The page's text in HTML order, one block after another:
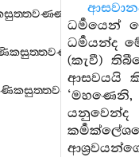
ධර්‍මයෙන්
ධර්‍මයන්ද
(කැවී)
ආසවයයි
‘මහණෙනි,